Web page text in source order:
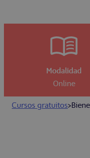
Modalidad
Online
Cursos gratuitos>